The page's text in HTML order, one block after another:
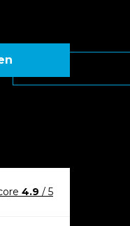
4.9 / 5